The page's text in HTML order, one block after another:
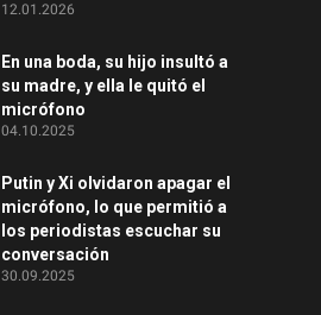
12.01.2026
En una boda, su hijo insultó a
su madre, y ella le quitó el
micrófono
04.10.2025
Putin y Xi olvidaron apagar el
micrófono, lo que permitió a
los periodistas escuchar su
conversación
30.09.2025